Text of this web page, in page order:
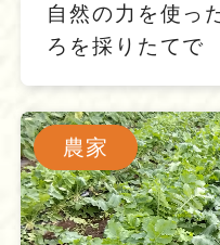
自然の力を使っ
ろを採りたてで
農家